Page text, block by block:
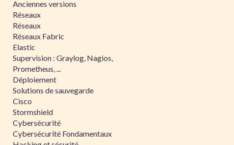
Anciennes versions
Réseaux
Réseaux
Réseaux Fabric
Elastic
Supervision : Graylog, Nagios,
Prometheus, ...
Déploiement
Solutions de sauvegarde
Cisco
Stormshield
Cybersécurité
Cybersécurité Fondamentaux